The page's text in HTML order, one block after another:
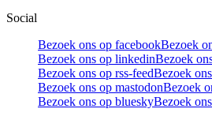
Social
Bezoek ons op facebookBezoek
Bezoek ons op linkedinBezoek
Bezoek ons op rss-feedBezoek
Bezoek ons op mastodonBezoek
Bezoek ons op blueskyBezoek